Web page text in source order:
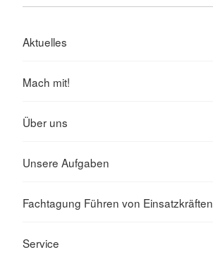
Aktuelles
Mach mit!
Über uns
Unsere Aufgaben
Fachtagung Führen von Einsatzkräften
Service